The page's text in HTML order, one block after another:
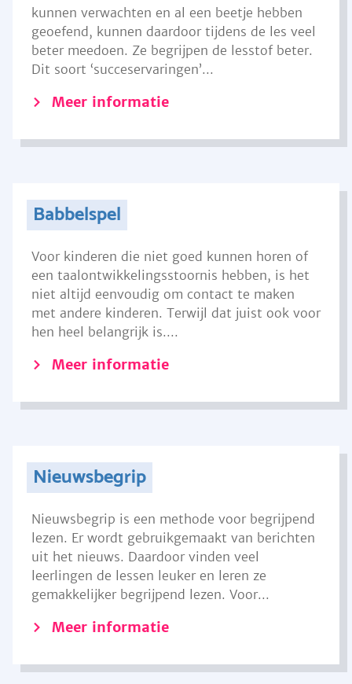
kunnen verwachten en al een beetje hebben
geoefend, kunnen daardoor tijdens de les veel
beter meedoen. Ze begrijpen de lesstof beter.
Dit soort ‘succeservaringen’...
Meer informatie
Babbelspel
Voor kinderen die niet goed kunnen horen of
een taalontwikkelingsstoornis hebben, is het
niet altijd eenvoudig om contact te maken
met andere kinderen. Terwijl dat juist ook voor
hen heel belangrijk is....
Meer informatie
Nieuwsbegrip
Nieuwsbegrip is een methode voor begrijpend
lezen. Er wordt gebruikgemaakt van berichten
uit het nieuws. Daardoor vinden veel
leerlingen de lessen leuker en leren ze
gemakkelijker begrijpend lezen. Voor...
Meer informatie